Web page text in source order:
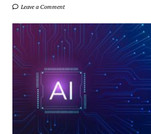
Leave a Comment